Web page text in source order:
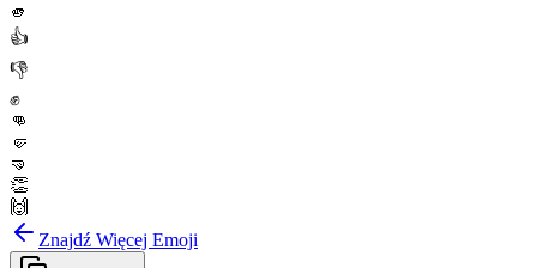
🫵
👍
👎
✊
👊
🤛
🤜
👏
🙌
Znajdź Więcej Emoji